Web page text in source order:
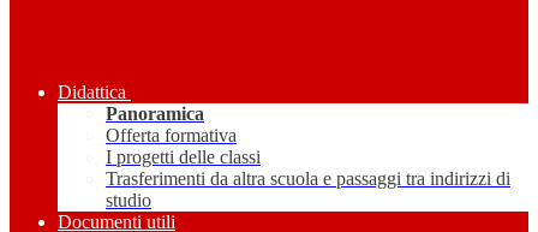
Didattica
Panoramica
Offerta formativa
I progetti delle classi
Trasferimenti da altra scuola e passaggi tra indirizzi di
studio
Documenti utili